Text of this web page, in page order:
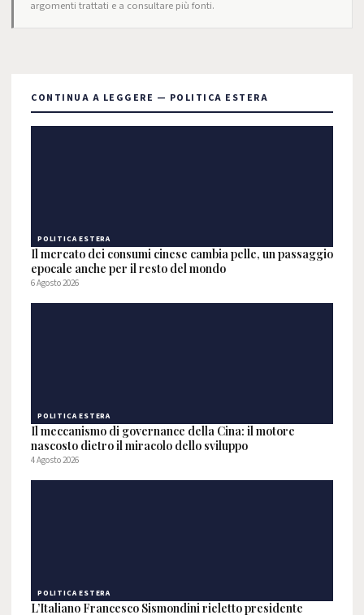
argomenti trattati e a consultare più fonti.
CONTINUA A LEGGERE — POLITICA ESTERA
POLITICA ESTERA
Il mercato dei consumi cinese cambia pelle, un passaggio
epocale anche per il resto del mondo
6 Agosto 2026
POLITICA ESTERA
Il meccanismo di governance della Cina: il motore
nascosto dietro il miracolo dello sviluppo
4 Agosto 2026
POLITICA ESTERA
L’Italiano Francesco Sismondini rieletto presidente